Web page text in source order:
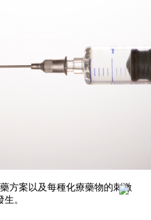
方案以及每種化療藥物的刺激
。